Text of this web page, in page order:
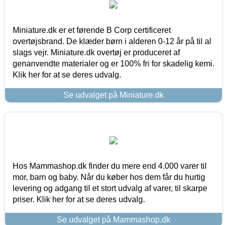
Miniature.dk er et førende B Corp certificeret
overtøjsbrand. De klæder børn i alderen 0-12 år på til al
slags vejr. Miniature.dk overtøj er produceret af
genanvendte materialer og er 100% fri for skadelig kemi.
Klik her for at se deres udvalg.
Se udvalget på Miniature.dk
Hos Mammashop.dk finder du mere end 4.000 varer til
mor, barn og baby. Når du køber hos dem får du hurtig
levering og adgang til et stort udvalg af varer, til skarpe
priser. Klik her for at se deres udvalg.
Se udvalget på Mammashop.dk